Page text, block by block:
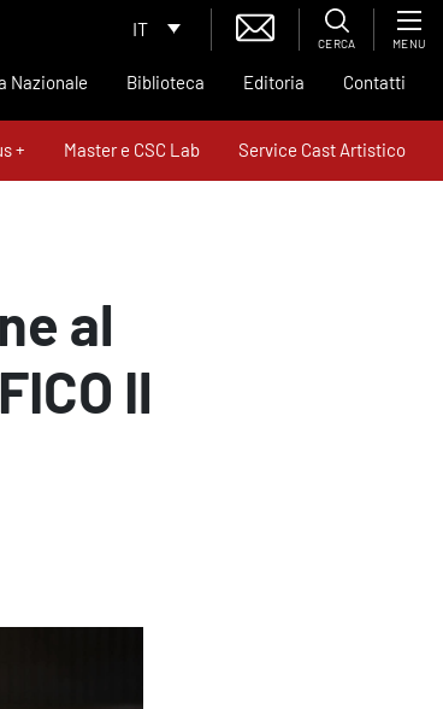
IT
CERCA MENU
Nazionale Biblioteca Editoria Contatti
+ Master e CSC Lab Service Cast Artistico
al
Il